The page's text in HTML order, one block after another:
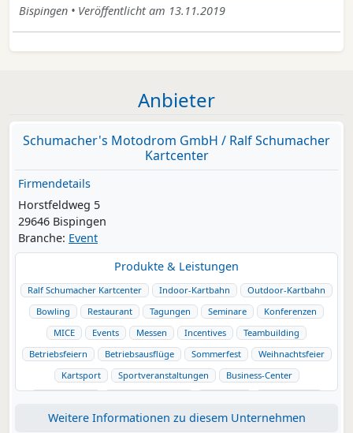
Bispingen • Veröffentlicht am 13.11.2019
Anbieter
Schumacher's Motodrom GmbH / Ralf Schumacher
Kartcenter
Firmendetails
Horstfeldweg 5
29646 Bispingen
Branche: Event
Produkte & Leistungen
Ralf Schumacher Kartcenter Indoor-Kartbahn
Outdoor-Kartbahn
Bowling
Restaurant Tagungen Seminare
Konferenzen
MICE
Events Messen Incentives
Teambuilding
Betriebsfeiern
Betriebsausflüge Sommerfest
Weihnachtsfeier
Kartsport
Sportveranstaltungen
Business-Center
Seminare&Tagungen
Heidekreis Kartbahn
Weitere Informationen zu diesem Unternehmen